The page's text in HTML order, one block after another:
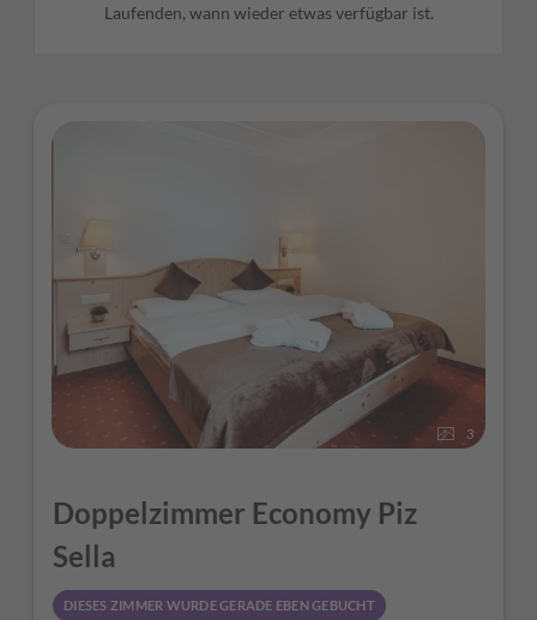
Laufenden, wann wieder etwas verfügbar ist.
3
Doppelzimmer Economy Piz
Sella
DIESES ZIMMER WURDE GERADE EBEN GEBUCHT